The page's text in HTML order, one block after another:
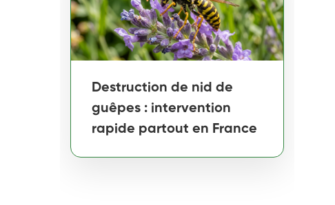
Destruction de nid de
guêpes : intervention
rapide partout en France